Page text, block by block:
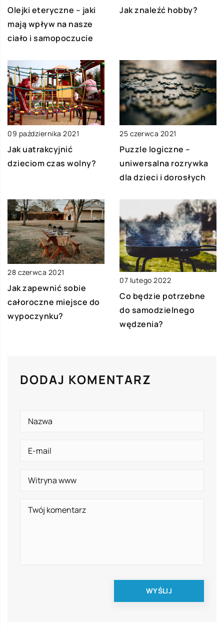
Olejki eteryczne – jaki
mają wpływ na nasze
ciało i samopoczucie
Jak znaleźć hobby?
09 października 2021
Jak uatrakcyjnić
dzieciom czas wolny?
25 czerwca 2021
Puzzle logiczne –
uniwersalna rozrywka
dla dzieci i dorosłych
28 czerwca 2021
Jak zapewnić sobie
całoroczne miejsce do
wypoczynku?
07 lutego 2022
Co będzie potrzebne
do samodzielnego
wędzenia?
DODAJ KOMENTARZ